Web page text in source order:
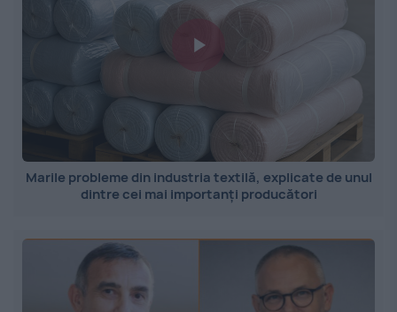
Marile probleme din industria textilă, explicate de unul
dintre cei mai importanți producători